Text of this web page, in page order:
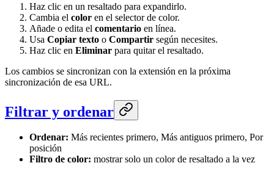
Haz clic en un resaltado para expandirlo.
Cambia el color en el selector de color.
Añade o edita el comentario en línea.
Usa Copiar texto o Compartir según necesites.
Haz clic en Eliminar para quitar el resaltado.
Los cambios se sincronizan con la extensión en la próxima
sincronización de esa URL.
Filtrar y ordenar
Ordenar: Más recientes primero, Más antiguos primero, Por
posición
Filtro de color: mostrar solo un color de resaltado a la vez